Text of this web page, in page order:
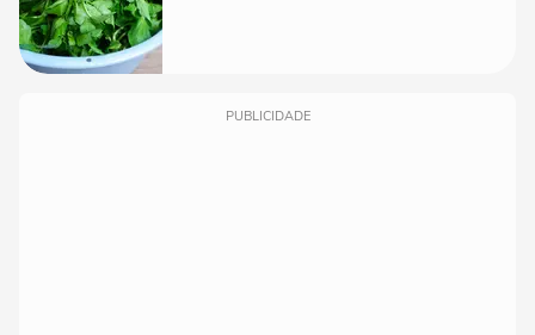
PUBLICIDADE